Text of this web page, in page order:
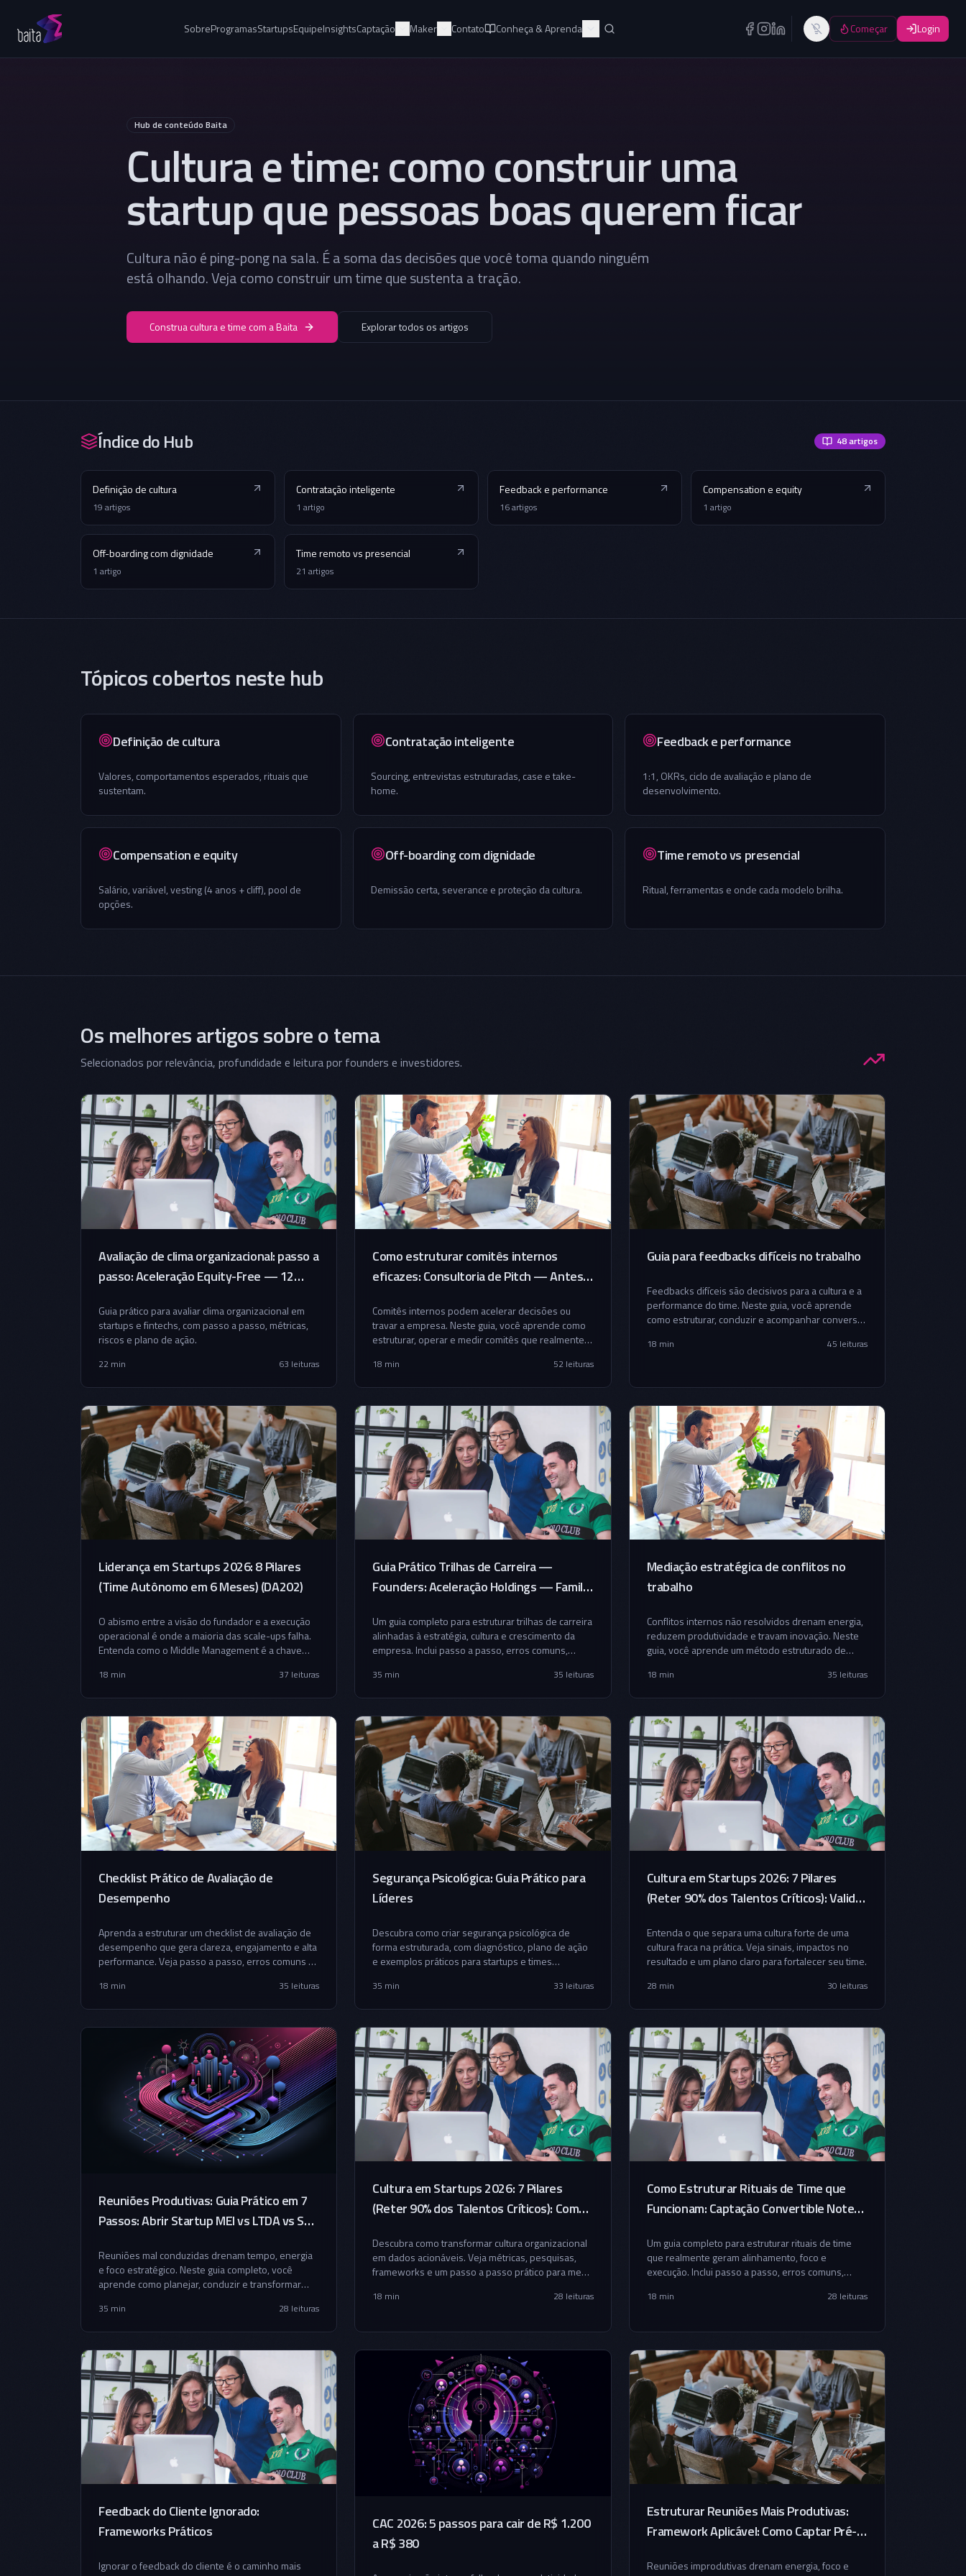
SobreProgramasStartupsEquipeInsightsCaptação Maker Contato Conheça & Aprenda Alternar tema
Começar Login
Hub de conteúdo Baita
Cultura e time: como construir uma
startup que pessoas boas querem ficar
Cultura não é ping-pong na sala. É a soma das decisões que você toma quando ninguém
está olhando. Veja como construir um time que sustenta a tração.
Construa cultura e time com a Baita Explorar todos os artigos
Índice do Hub 48artigos
Definição de cultura
19 artigos
Contratação inteligente
1 artigo
Feedback e performance
16artigos
Compensation e equity
1 artigo
Off-boarding com dignidade
1 artigo
Time remoto vs presencial
21 artigos
Tópicos cobertos neste hub
Definição de cultura
Valores, comportamentos esperados, rituais que
sustentam.
Contratação inteligente
Sourcing, entrevistas estruturadas, case e take-
home.
Feedback e performance
1:1, OKRs, ciclo de avaliação e plano de
desenvolvimento.
Compensation e equity
Salário, variável, vesting (4 anos + cliff), pool de
opções.
Off-boarding com dignidade
Demissão certa, severance e proteção da cultura.
Time remoto vs presencial
Ritual, ferramentas e onde cada modelo brilha.
Os melhores artigos sobre o tema
Selecionados por relevância, profundidade e leitura por founders e investidores.
Avaliação de clima organizacional: passo a
passo: Aceleração Equity-Free — 12
Guia prático para avaliar clima organizacional em
startups e fintechs, com passo a passo, métricas,
riscos e plano de ação.
22 min 63 leituras
Como estruturar comitês internos
eficazes: Consultoria de Pitch — Antes
Comitês internos podem acelerar decisões ou
travar a empresa. Neste guia, você aprende como
estruturar, operar e medir comitês que realmente
18 min 52 leituras
Guia para feedbacks difíceis no trabalho
Feedbacks difíceis são decisivos para a cultura e a
performance do time. Neste guia, você aprende
como estruturar, conduzir e acompanhar conversas
18 min 45 leituras
Liderança em Startups 2026: 8 Pilares
(Time Autônomo em 6 Meses) (DA202)
O abismo entre a visão do fundador e a execução
operacional é onde a maioria das scale-ups falha.
Entenda como o Middle Management é a chave
18 min 37 leituras
Guia Prático Trilhas de Carreira —
Founders: Aceleração Holdings — Family
Um guia completo para estruturar trilhas de carreira
alinhadas à estratégia, cultura e crescimento da
empresa. Inclui passo a passo, erros comuns,
35 min 35 leituras
Mediação estratégica de conflitos no
trabalho
Conflitos internos não resolvidos drenam energia,
reduzem produtividade e travam inovação. Neste
guia, você aprende um método estruturado de
alinhamento e performance sustentável.
18 min 35 leituras
Checklist Prático de Avaliação de
Desempenho
Aprenda a estruturar um checklist de avaliação de
desempenho que gera clareza, engajamento e alta
performance. Veja passo a passo, erros comuns e
18 min 35 leituras
Segurança Psicológica: Guia Prático para
Líderes
Descubra como criar segurança psicológica de
forma estruturada, com diagnóstico, plano de ação
e exemplos práticos para startups e times
35 min 33 leituras
Cultura em Startups 2026: 7 Pilares
(Reter 90% dos Talentos Críticos): Validar
Entenda o que separa uma cultura forte de uma
cultura fraca na prática. Veja sinais, impactos no
resultado e um plano claro para fortalecer seu time.
28 min 30 leituras
Reuniões Produtivas: Guia Prático em 7
Passos: Abrir Startup MEI vs LTDA vs SA
Reuniões mal conduzidas drenam tempo, energia
e foco estratégico. Neste guia completo, você
aprende como planejar, conduzir e transformar
B2B.
35 min 28 leituras
Cultura em Startups 2026: 7 Pilares
(Reter 90% dos Talentos Críticos): Como
Descubra como transformar cultura organizacional
em dados acionáveis. Veja métricas, pesquisas,
frameworks e um passo a passo prático para medir
18 min 28 leituras
Como Estruturar Rituais de Time que
Funcionam: Captação Convertible Note
Um guia completo para estruturar rituais de time
que realmente geram alinhamento, foco e
execução. Inclui passo a passo, erros comuns,
18 min 28 leituras
Feedback do Cliente Ignorado:
Frameworks Práticos
Ignorar o feedback do cliente é o caminho mais
CAC 2026: 5 passos para cair de R$ 1.200
a R$ 380
Estruturar Reuniões Mais Produtivas:
Framework Aplicável: Como Captar Pré-
Reuniões improdutivas drenam energia, foco e